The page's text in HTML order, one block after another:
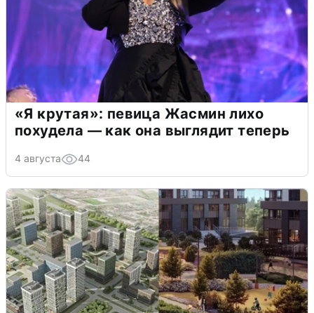
«Я крутая»: певица Жасмин лихо
похудела — как она выглядит теперь
4 августа 44